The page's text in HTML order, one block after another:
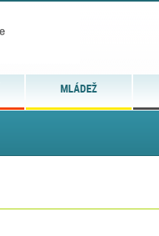
MLÁDEŽ